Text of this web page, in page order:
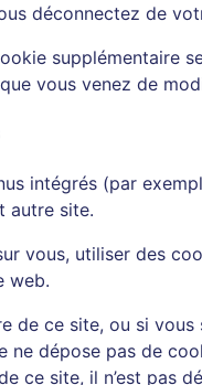
déconnectez de
supplémentaire
vous venez de
intégrés (par
autre site.
vous, utiliser des
web.
de ce site, ou si
ne dépose pas de
ce site, il n’est pas